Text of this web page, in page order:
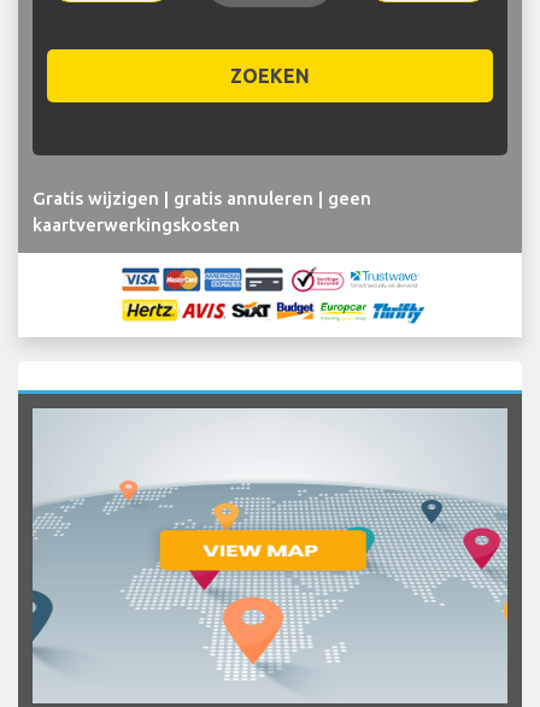
ZOEKEN
Gratis wijzigen | gratis annuleren | geen
kaartverwerkingskosten